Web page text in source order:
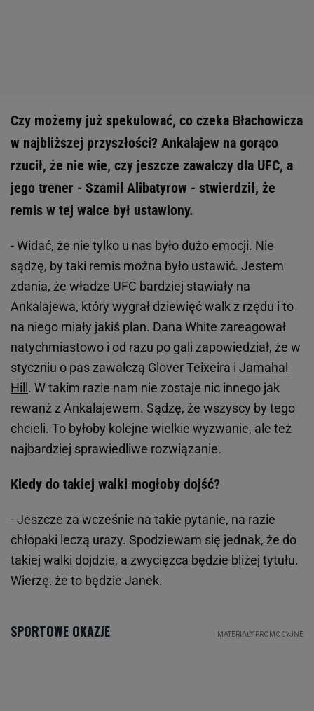
Czy możemy już spekulować, co czeka Błachowicza
w najbliższej przyszłości? Ankalajew na gorąco
rzucił, że nie wie, czy jeszcze zawalczy dla UFC, a
jego trener - Szamil Alibatyrow - stwierdził, że
remis w tej walce był ustawiony.
- Widać, że nie tylko u nas było dużo emocji. Nie
sądzę, by taki remis można było ustawić. Jestem
zdania, że władze UFC bardziej stawiały na
Ankalajewa, który wygrał dziewięć walk z rzędu i to
na niego miały jakiś plan. Dana White zareagował
natychmiastowo i od razu po gali zapowiedział, że w
styczniu o pas zawalczą Glover Teixeira i Jamahal
Hill . W takim razie nam nie zostaje nic innego jak
rewanż z Ankalajewem. Sądzę, że wszyscy by tego
chcieli. To byłoby kolejne wielkie wyzwanie, ale też
najbardziej sprawiedliwe rozwiązanie.
Kiedy do takiej walki mogłoby dojść?
- Jeszcze za wcześnie na takie pytanie, na razie
chłopaki leczą urazy. Spodziewam się jednak, że do
takiej walki dojdzie, a zwycięzca będzie bliżej tytułu.
Wierzę, że to będzie Janek.